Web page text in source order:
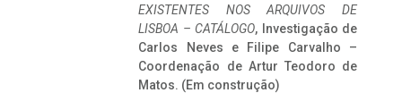
EXISTENTES NOS ARQUIVOS DE
LISBOA – CATÁLOGO, Investigação de
Carlos Neves e Filipe Carvalho –
Coordenação de Artur Teodoro de
Matos. (Em construção)